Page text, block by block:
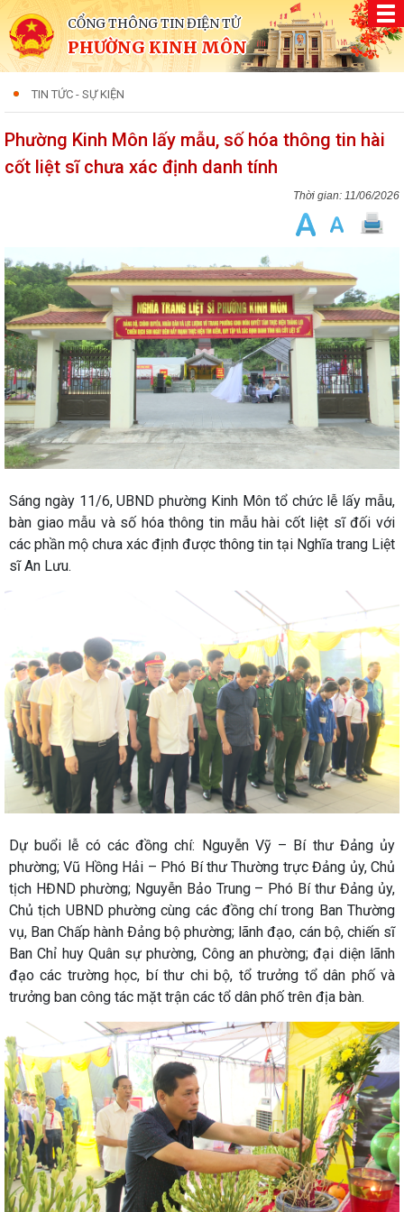
CỔNG THÔNG TIN ĐIỆN TỬ
PHƯỜNG KINH MÔN
TIN TỨC - SỰ KIỆN
Phường Kinh Môn lấy mẫu, số hóa thông tin hài
cốt liệt sĩ chưa xác định danh tính
11/06/2026
Sáng ngày 11/6, UBND phường Kinh Môn tổ chức lễ lấy mẫu,
bàn giao mẫu và số hóa thông tin mẫu hài cốt liệt sĩ đối với
các phần mộ chưa xác định được thông tin tại Nghĩa trang Liệt
sĩ An Lưu.
Dự buổi lễ có các đồng chí: Nguyễn Vỹ – Bí thư Đảng ủy
phường; Vũ Hồng Hải – Phó Bí thư Thường trực Đảng ủy, Chủ
tịch HĐND phường; Nguyễn Bảo Trung – Phó Bí thư Đảng ủy,
Chủ tịch UBND phường cùng các đồng chí trong Ban Thường
vụ, Ban Chấp hành Đảng bộ phường; lãnh đạo, cán bộ, chiến sĩ
Ban Chỉ huy Quân sự phường, Công an phường; đại diện lãnh
đạo các trường học, bí thư chi bộ, tổ trưởng tổ dân phố và
trưởng ban công tác mặt trận các tổ dân phố trên địa bàn.